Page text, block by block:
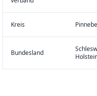
Kreis
Bundes­land